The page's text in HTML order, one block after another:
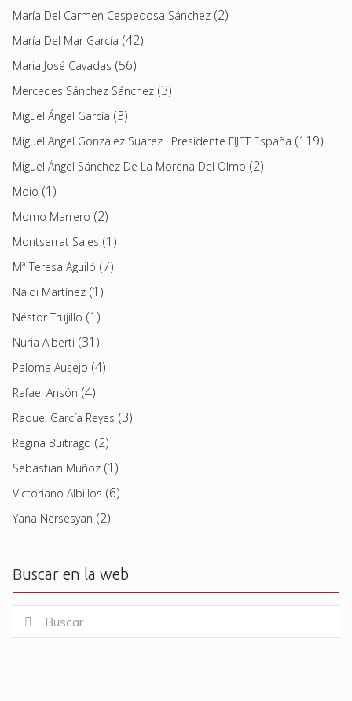
María Del Carmen Cespedosa Sánchez (2)
María Del Mar García (42)
Maria José Cavadas (56)
Mercedes Sánchez Sánchez (3)
Miguel Ángel García (3)
Miguel Angel Gonzalez Suárez · Presidente FIJET España (119)
Miguel Ángel Sánchez De La Morena Del Olmo (2)
Moio (1)
Momo Marrero (2)
Montserrat Sales (1)
Mª Teresa Aguiló (7)
Naldi Martínez (1)
Néstor Trujillo (1)
Nuria Alberti (31)
Paloma Ausejo (4)
Rafael Ansón (4)
Raquel García Reyes (3)
Regina Buitrago (2)
Sebastian Muñoz (1)
Victoriano Albillos (6)
Yana Nersesyan (2)
Buscar en la web
for:
Buscar